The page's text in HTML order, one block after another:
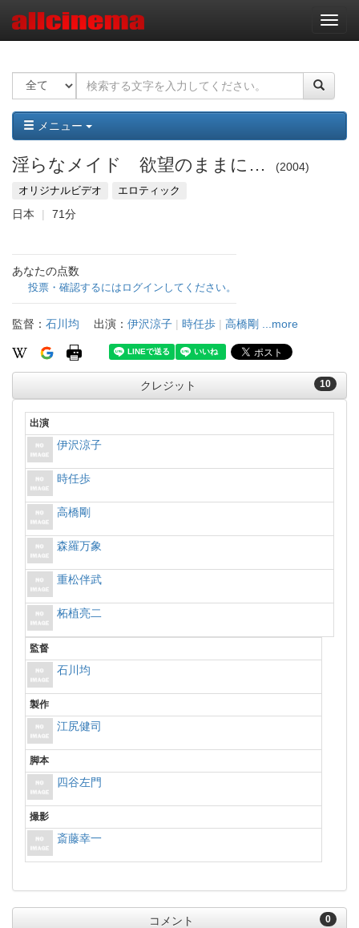
ナ
ビ
ー
ョ
ン
メニュー
淫らなメイド 欲望のままに… 2004
オリジナルビデオ エロティック
日本 71分
あなたの点数
投票・確認するにはログインしてください。
監督： 石川均 出演： 伊沢涼子 | 時任歩 | 高橋剛 ...more
10
クレジット
出演
伊沢涼子
時任歩
高橋剛
森羅万象
重松伴武
柘植亮二
監督
石川均
製作
江尻健司
脚本
四谷左門
撮影
斎藤幸一
0
コメント